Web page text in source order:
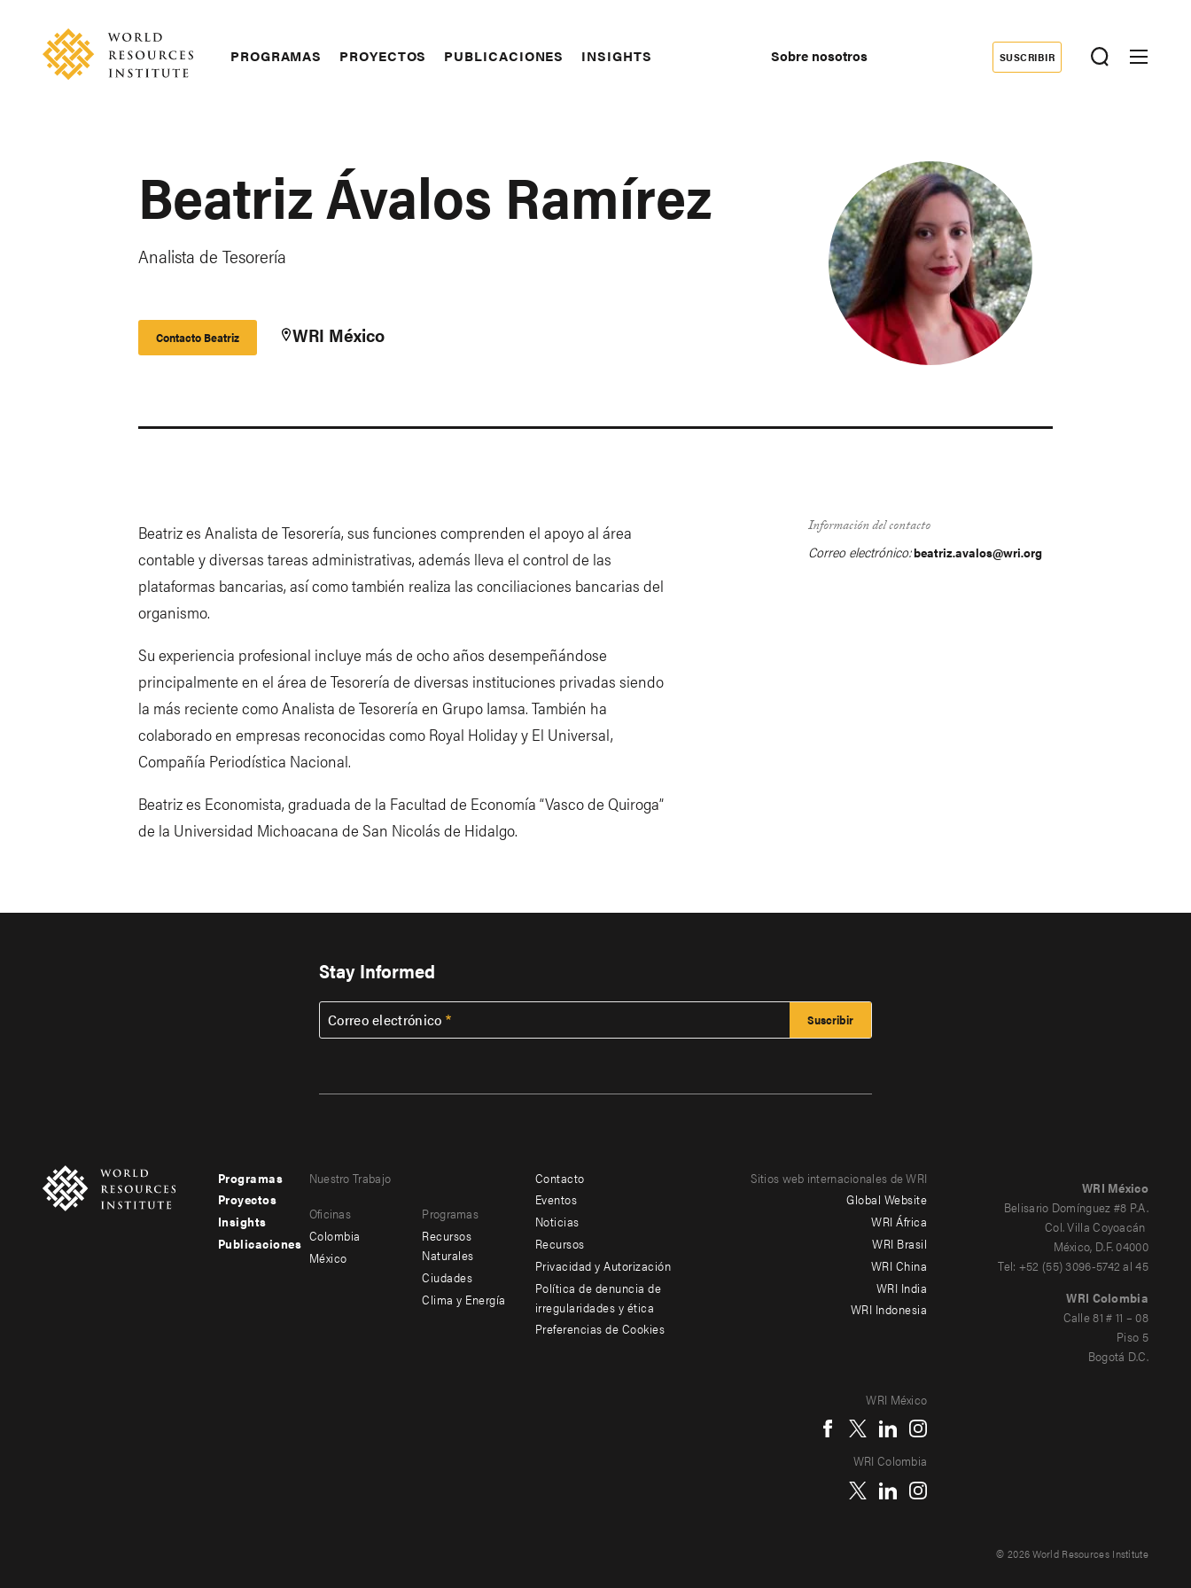
content
Main
PROGRAMAS PROYECTOS PUBLICACIONES INSIGHTS Sobre nosotros
Donate
SUSCRIBIR
Beatriz Ávalos Ramírez
Analista de Tesorería
Contacto Beatriz WRI México
Beatriz es Analista de Tesorería, sus funciones comprenden el apoyo al área
contable y diversas tareas administrativas, además lleva el control de las
plataformas bancarias, así como también realiza las conciliaciones bancarias del
organismo.
Su experiencia profesional incluye más de ocho años desempeñándose
principalmente en el área de Tesorería de diversas instituciones privadas siendo
la más reciente como Analista de Tesorería en Grupo Iamsa. También ha
colaborado en empresas reconocidas como Royal Holiday y El Universal,
Compañía Periodística Nacional.
Beatriz es Economista, graduada de la Facultad de Economía “Vasco de Quiroga”
de la Universidad Michoacana de San Nicolás de Hidalgo.
Información del contacto
Correo electrónico:beatriz.avalos@wri.org
Stay Informed
Correo electrónico
Footer
menu
-
Programas
Proyectos
Insights
Publicaciones
menu
-
Nuestro Trabajo
Oficinas
Colombia
México
Programas
Recursos
Naturales
Ciudades
Clima y Energía
Footer
menu
-
Additional
Contacto
Eventos
Noticias
Recursos
Privacidad y Autorización
Política de denuncia de
irregularidades y ética
Preferencias de Cookies
Sitios web internacionales de WRI
Global Website
WRI África
WRI Brasil
WRI China
WRI India
WRI Indonesia
WRI México
Belisario Domínguez #8 P.A.
Col. Villa Coyoacán
México, D.F. 04000
Tel: +52 (55) 3096-5742 al 45
WRI Colombia
Calle 81 # 11 – 08
Piso 5
Bogotá D.C.
WRI México
WRI Colombia
© 2026 World Resources Institute